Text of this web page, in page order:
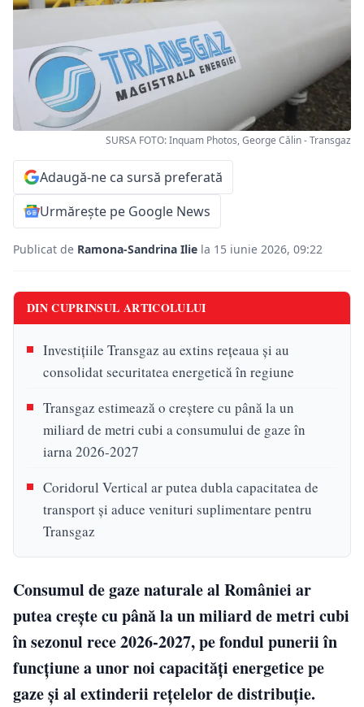
SURSA FOTO: Inquam Photos, George Călin - Transgaz
Adaugă-ne ca sursă preferată
Urmărește pe Google News
Publicat de Ramona-Sandrina Ilie la 15 iunie 2026, 09:22
DIN CUPRINSUL ARTICOLULUI
Investițiile Transgaz au extins rețeaua și au
consolidat securitatea energetică în regiune
Transgaz estimează o creștere cu până la un
miliard de metri cubi a consumului de gaze în
iarna 2026-2027
Coridorul Vertical ar putea dubla capacitatea de
transport și aduce venituri suplimentare pentru
Transgaz
Consumul de gaze naturale al României ar
putea crește cu până la un miliard de metri cubi
în sezonul rece 2026-2027, pe fondul punerii în
funcțiune a unor noi capacități energetice pe
gaze și al extinderii rețelelor de distribuție.